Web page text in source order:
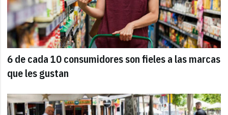
6 de cada 10 consumidores son fieles a las marcas
que les gustan